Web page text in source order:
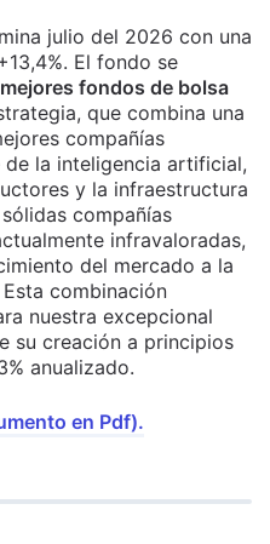
julio del 2026 con una
El fondo se
fondos de bolsa
que combina una
compañías
de la inteligencia artificial,
y la infraestructura
compañías
infravaloradas,
del mercado a la
combinación
nuestra excepcional
su creación a principios
anualizado.
en Pdf).